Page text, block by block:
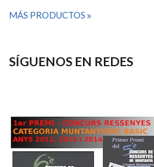
MÁS PRODUCTOS
SÍGUENOS EN REDES